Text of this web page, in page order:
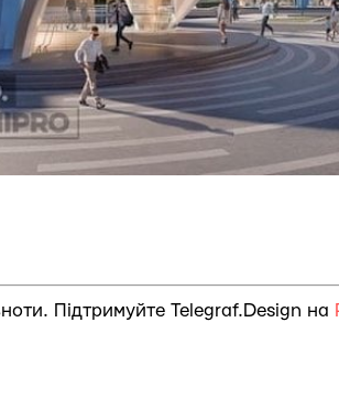
Підтримуйте Telegraf.Design на